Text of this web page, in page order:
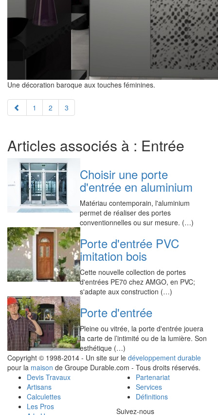
Une décoration baroque aux touches féminines.
1 2 3
Articles associés à : Entrée
Choisir une porte
d'entrée en aluminium
Matériau contemporain, l'aluminium
permet de réaliser des portes
conventionnelles ou sur mesure. (…)
Porte d'entrée PVC
imitation bois
Cette nouvelle collection de portes
d'entrées PE70 chez AMGO, en PVC;
s'adapte aux construction (…)
Porte d'entrée
Pleine ou vitrée, la porte d'entrée jouera
la carte de l’intimité ou de la lumière. Son
esthétique (…)
Copyright © 1998-2014 - Un site sur le développement durable
pour la maison de Groupe Durable.com - Tous droits réservés.
Devis Travaux
Artisans
Calculettes
Les Pros
Partenariat
Services
Définitions
Suivez-nous